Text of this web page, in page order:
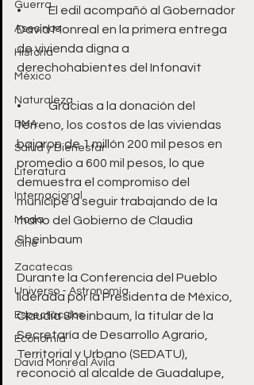
Guerra
Asesinos
Historia
México
Naturaleza
DMA
Salud y Bienestar
Literatura
Internacional
Moda
Cine
Zacatecas
Universo - Astronomía
Espectáculos
Economía
David Monreal Ávila
•	El edil acompañó al Gobernador
David Monreal en la primera entrega
de vivienda digna a
derechohabientes del Infonavit
•	Gracias a la donación del
terreno, los costos de las viviendas
bajaron de 1 millón 200 mil pesos en
promedio a 600 mil pesos, lo que
demuestra el compromiso del
munícipe a seguir trabajando de la
mano del Gobierno de Claudia
Sheinbaum
Durante la Conferencia del Pueblo
liderada por la Presidenta de México,
Claudia Sheinbaum, la titular de la
Secretaría de Desarrollo Agrario,
Territorial y Urbano (SEDATU),
reconoció al alcalde de Guadalupe,